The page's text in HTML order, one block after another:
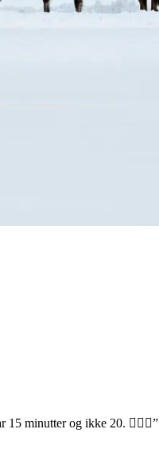
minutter og ikke 20. 🤷🏼‍♂️”